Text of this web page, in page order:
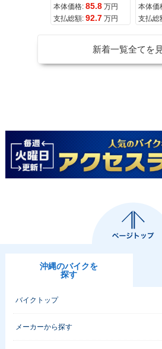
本体価格: 85.8 万円
支払総額: 92.7 万円
本体価
支払総
新着一覧全てを
沖縄のバイクを
探す
バイクトップ
メーカーから探す